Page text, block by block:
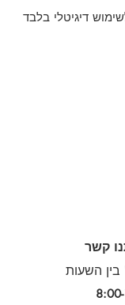
דיגיטלי בלבד
קשר
השעות